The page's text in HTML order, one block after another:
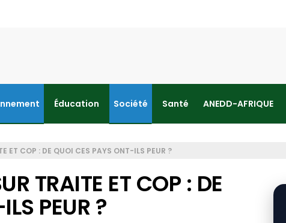
Éducation Société Santé ANEDD-AFRIQUE
ET COP : DE QUOI CES PAYS ONT-ILS PEUR ?
TRAITE ET COP : DE
PEUR ?